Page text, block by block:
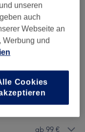
ab 55 €
(2) ab 70 €
ab 45 €
55 €
ab 99 €
unseren
auch
Webseite an
Werbung und
Cookies